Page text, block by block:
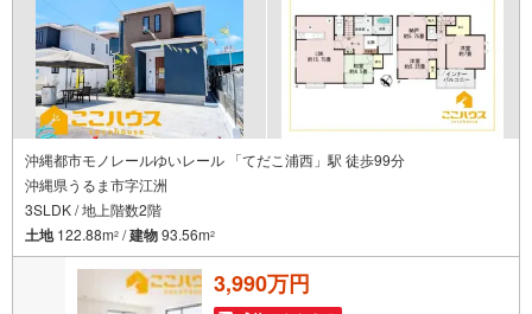
沖縄都市モノレールゆいレール 「てだこ浦西」駅 徒歩99分
沖縄県うるま市字江洲
3SLDK / 地上階数2階
土地122.88m2 /建物93.56m2
3,990万円